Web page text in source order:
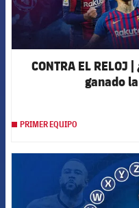
CONTRA EL
ganado
PRIMER EQUIPO